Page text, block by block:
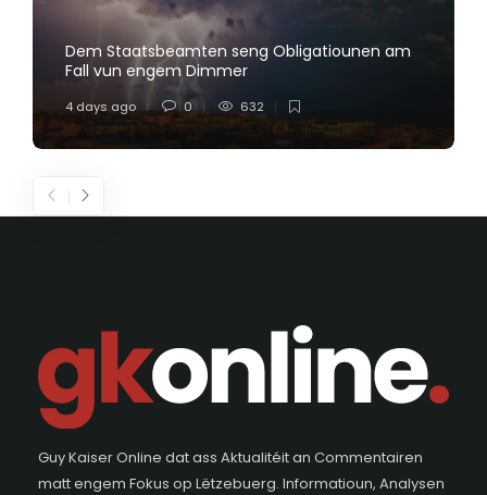
Dem Staatsbeamten seng Obligatiounen am
Fall vun engem Dimmer
4 days ago 0 632
Guy Kaiser Online dat ass Aktualitéit an Commentairen
matt engem Fokus op Lëtzebuerg. Informatioun, Analysen